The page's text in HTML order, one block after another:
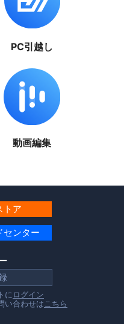
PC引越し
動画編集
トア
センター
に ログイン
い合わせは こちら